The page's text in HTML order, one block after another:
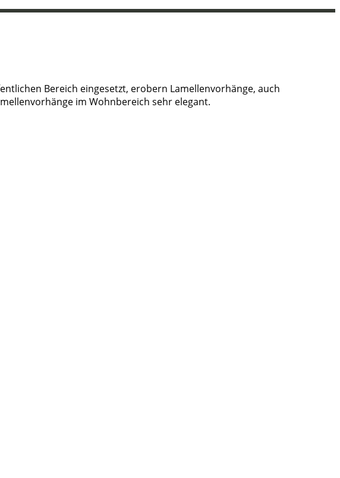
Bereich eingesetzt, erobern Lamellenvorhänge, auch
im Wohnbereich sehr elegant.